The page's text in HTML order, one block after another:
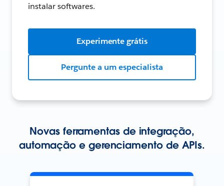
instalar softwares.
Experimente grátis
Pergunte a um especialista
Novas ferramentas de integração,
automação e gerenciamento de APIs.